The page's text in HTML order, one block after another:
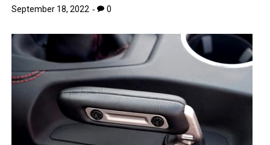
September 18, 2022 0